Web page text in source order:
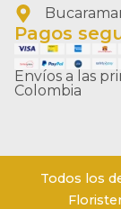
Pagos
Envíos a las
Colombia
Todos los